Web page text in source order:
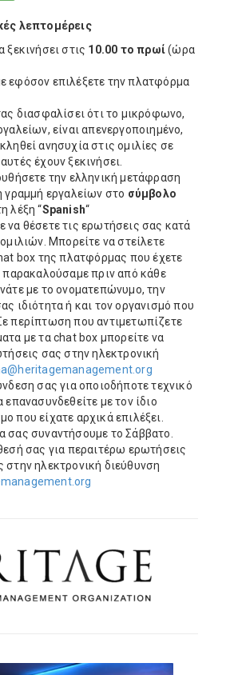
λεπτομέρεις
ξεκινήσει στις 10.00 το πρωί(ώρα
εφόσον επιλέξετε την πλατφόρμα
διασφαλίσει ότι το μικρόφωνο,
είναι απενεργοποιημένο,
ανησυχία στις ομιλίες σε
έχουν ξεκινήσει.
την ελληνική μετάφραση
γραμμή εργαλείων στο σύμβολο
λέξη “Spanish“
να θέσετε τις ερωτήσεις σας κατά
Μπορείτε να στείλετε
box της πλατφόρμας που έχετε
παρακαλούσαμε πριν από κάθε
με το ονοματεπώνυμο, την
ιδιότητα ή και τον οργανισμό που
περίπτωση που αντιμετωπίζετε
με τα chat box μπορείτε να
σας στην ηλεκτρονική
σας για οποιοδήποτε τεχνικό
επανασυνδεθείτε με τον ίδιο
που είχατε αρχικά επιλέξει.
σας συναντήσουμε το Σάββατο.
σας για περαιτέρω ερωτήσεις
στην ηλεκτρονική διεύθυνση